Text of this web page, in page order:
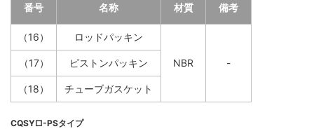
番号 名称 材質 備考
（16） ロッドパッキン
NBR -
（17） ピストンパッキン
（18） チューブガスケット
CQSY□-PSタイプ